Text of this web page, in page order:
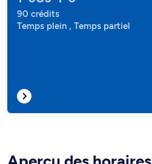
90 crédits
Temps plein , Temps partiel